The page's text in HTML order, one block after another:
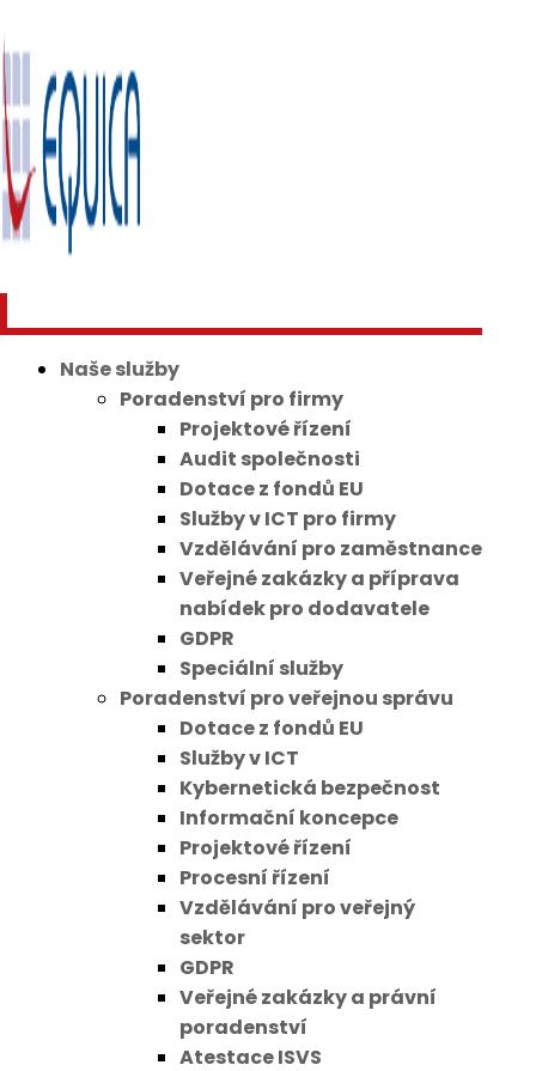
Naše služby
Poradenství pro firmy
Projektové řízení
Audit společnosti
Dotace z fondů EU
Služby v ICT pro firmy
Vzdělávání pro zaměstnance
Veřejné zakázky a příprava
nabídek pro dodavatele
GDPR
Speciální služby
Poradenství pro veřejnou správu
Dotace z fondů EU
Služby v ICT
Kybernetická bezpečnost
Informační koncepce
Projektové řízení
Procesní řízení
Vzdělávání pro veřejný
sektor
GDPR
Veřejné zakázky a právní
poradenství
Atestace ISVS